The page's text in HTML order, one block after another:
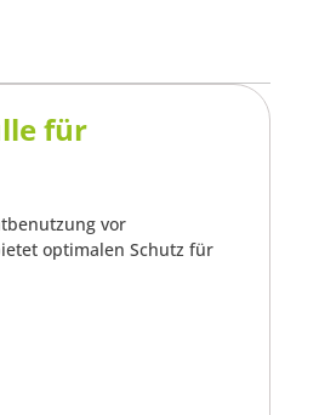
für
vor
optimalen Schutz für